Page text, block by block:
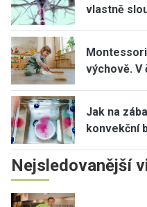
vlastně
výchově. V
Jak na
konvekční
Nejsledovanější